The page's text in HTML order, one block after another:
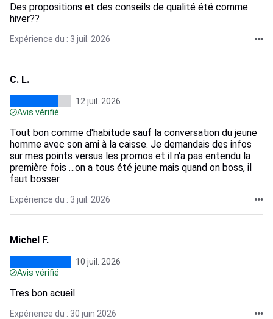
Des propositions et des conseils de qualité été comme
hiver??
Expérience du : 3 juil. 2026
C. L.
12 juil. 2026
Avis vérifié
Tout bon comme d'habitude sauf la conversation du jeune
homme avec son ami à la caisse. Je demandais des infos
sur mes points versus les promos et il n'a pas entendu la
première fois …on a tous été jeune mais quand on boss, il
faut bosser
Expérience du : 3 juil. 2026
Michel F.
10 juil. 2026
Avis vérifié
Tres bon acueil
Expérience du : 30 juin 2026